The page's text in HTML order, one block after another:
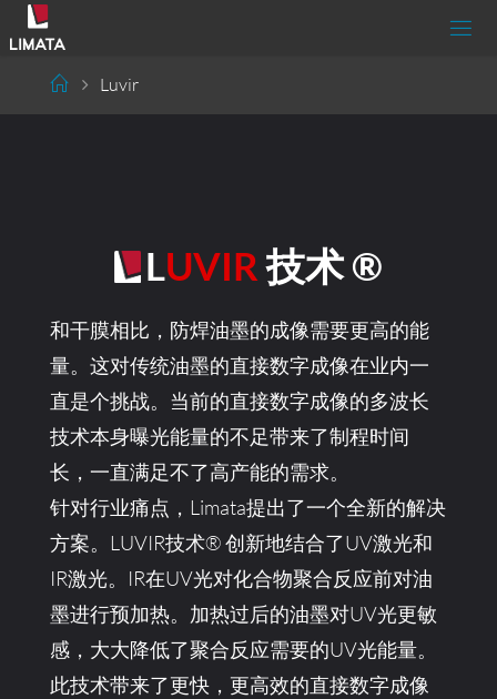
Luvir
LUVIR技术 ®
和干膜相比，防焊油墨的成像需要更高的能
量。这对传统油墨的直接数字成像在业内一
直是个挑战。当前的直接数字成像的多波长
技术本身曝光能量的不足带来了制程时间
长，一直满足不了高产能的需求。
针对行业痛点，Limata提出了一个全新的解决
方案。LUVIR技术® 创新地结合了UV激光和
IR激光。IR在UV光对化合物聚合反应前对油
墨进行预加热。加热过后的油墨对UV光更敏
感，大大降低了聚合反应需要的UV光能量。
此技术带来了更快，更高效的直接数字成像